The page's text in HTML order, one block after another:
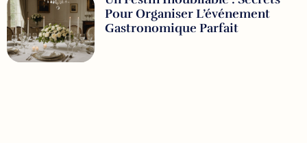
Pour Organiser L’événement
Gastronomique Parfait